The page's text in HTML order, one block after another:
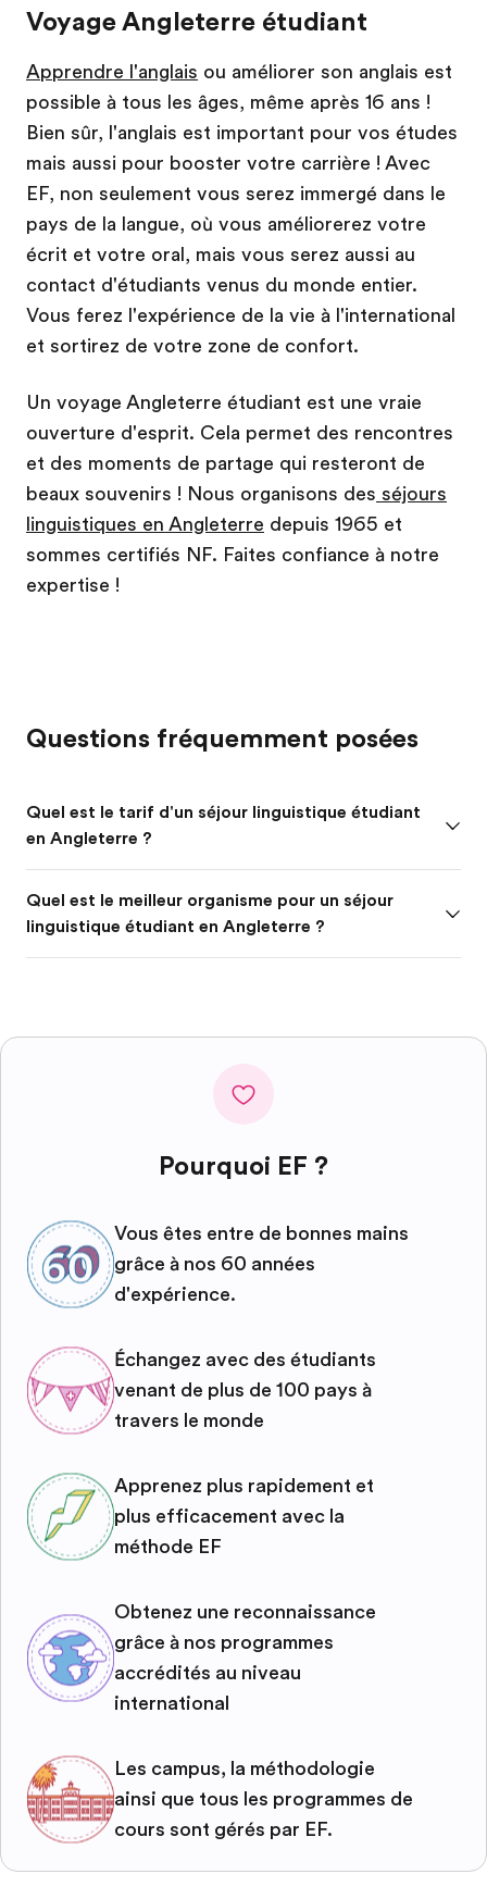
Voyage Angleterre étudiant
Apprendre l'anglais ou améliorer son anglais est
possible à tous les âges, même après 16 ans !
Bien sûr, l'anglais est important pour vos études
mais aussi pour booster votre carrière ! Avec
EF, non seulement vous serez immergé dans le
pays de la langue, où vous améliorerez votre
écrit et votre oral, mais vous serez aussi au
contact d'étudiants venus du monde entier.
Vous ferez l'expérience de la vie à l'international
et sortirez de votre zone de confort.
Un voyage Angleterre étudiant est une vraie
ouverture d'esprit. Cela permet des rencontres
et des moments de partage qui resteront de
beaux souvenirs ! Nous organisons des séjours
linguistiques en Angleterre depuis 1965 et
sommes certifiés NF. Faites confiance à notre
expertise !
Questions fréquemment posées
Quel est le tarif d'un séjour linguistique étudiant
en Angleterre ?
Quel est le meilleur organisme pour un séjour
linguistique étudiant en Angleterre ?
Pourquoi EF ?
Vous êtes entre de bonnes mains
grâce à nos 60 années
d'expérience.
Échangez avec des étudiants
venant de plus de 100 pays à
travers le monde
Apprenez plus rapidement et
plus efficacement avec la
méthode EF
Obtenez une reconnaissance
grâce à nos programmes
accrédités au niveau
international
Les campus, la méthodologie
ainsi que tous les programmes de
cours sont gérés par EF.